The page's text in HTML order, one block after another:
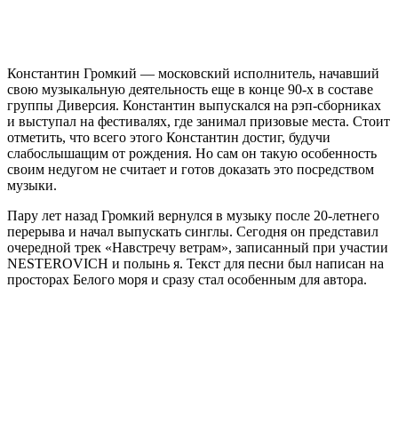
Константин Громкий — московский исполнитель, начавший
свою музыкальную деятельность еще в конце 90-х в составе
группы Диверсия. Константин выпускался на рэп-сборниках
и выступал на фестивалях, где занимал призовые места. Стоит
отметить, что всего этого Константин достиг, будучи
слабослышащим от рождения. Но сам он такую особенность
своим недугом не считает и готов доказать это посредством
музыки.
Пару лет назад Громкий вернулся в музыку после 20-летнего
перерыва и начал выпускать синглы. Сегодня он представил
очередной трек «Навстречу ветрам», записанный при участии
NESTEROVICH и полынь я. Текст для песни был написан на
просторах Белого моря и сразу стал особенным для автора.